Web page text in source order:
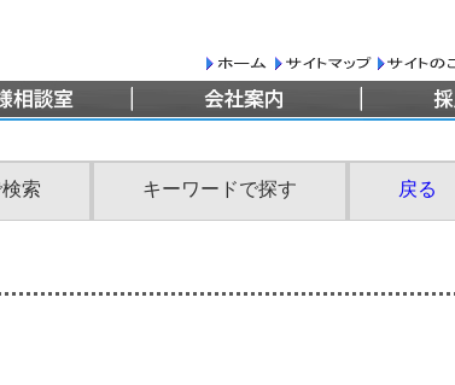
索 キーワードで探す 戻る